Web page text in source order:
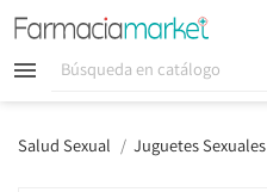
 
Salud Sexual Juguetes Sexuales